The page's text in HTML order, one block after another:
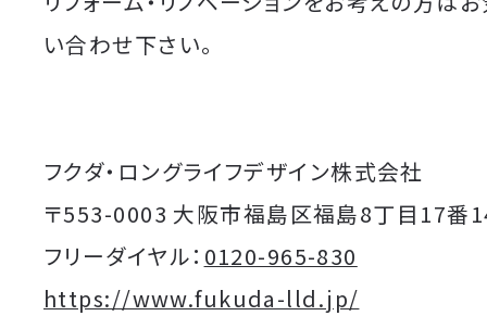
い合わせ下さい。
フクダ・ロングライフデザイン株式会社
〒553-0003 大阪市福島区福島8丁目17番
フリーダイヤル： 0120-965-830
https://www.fukuda-lld.jp/